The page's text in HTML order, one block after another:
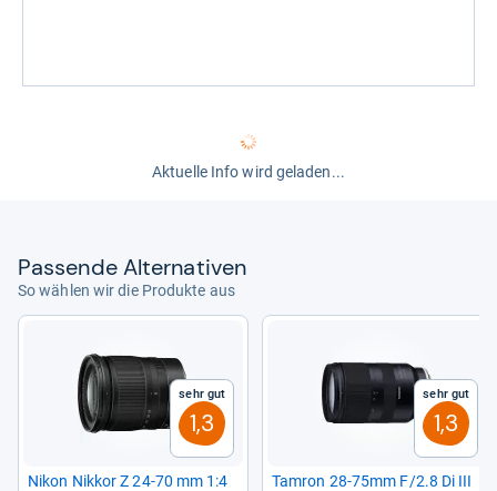
Aktuelle Info wird geladen...
Pas­sende Alter­na­ti­ven
So wählen wir die Produkte aus
Sehr gut
1,3
Nikon Nik­kor Z 24-​70 mm 1:4
Sehr gut
1,3
Tam­ron 28-​75mm F/2.8 Di III